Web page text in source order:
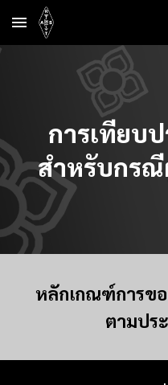
Skip to main content
การเทียบ
สำหรับกร
หลักเกณฑ์การข
ตามปร